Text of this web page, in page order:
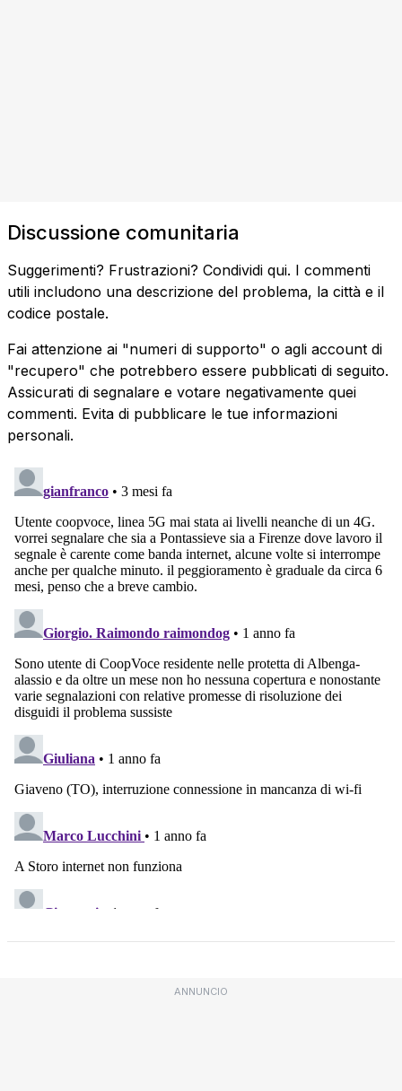
Discussione comunitaria
Suggerimenti? Frustrazioni? Condividi qui. I commenti
utili includono una descrizione del problema, la città e il
codice postale.
Fai attenzione ai "numeri di supporto" o agli account di
"recupero" che potrebbero essere pubblicati di seguito.
Assicurati di segnalare e votare negativamente quei
commenti. Evita di pubblicare le tue informazioni
personali.
ANNUNCIO